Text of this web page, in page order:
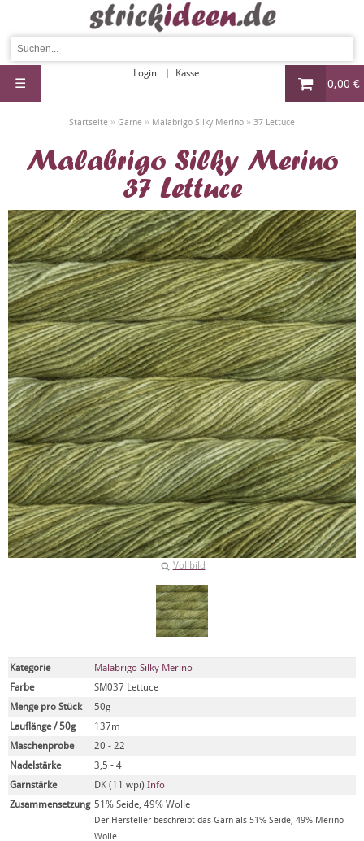
0,00 €
Login Kasse
☰
Startseite » Garne » Malabrigo Silky Merino » 37 Lettuce
Malabrigo Silky Merino
37 Lettuce
Vollbild
Kategorie
Malabrigo Silky Merino
Farbe
SM037 Lettuce
Menge pro Stück
50g
Lauflänge / 50g
137m
Maschenprobe
20 - 22
Nadelstärke
3,5 - 4
Garnstärke
DK (11 wpi) Info
Zusammensetzung 51% Seide, 49% Wolle
Der Hersteller beschreibt das Garn als 51% Seide, 49% Merino-
Wolle